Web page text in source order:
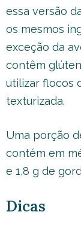
essa versão
os mesmos
exceção da
contêm
utilizar flocos
texturizada.
Uma porção
contém em
e 1,8 g de
Dicas